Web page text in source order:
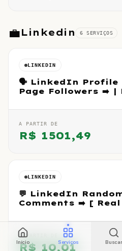
💼Linkedin 6 SERVIÇOS
LINKEDIN
🗣 LinkedIn Profile
Page Followers ➡️ |
A PARTIR DE
R$ 1501,49
LINKEDIN
💬 LinkedIn
Comments ➡️ [
A PARTIR DE
R$ 10,01
Início Serviços Buscar